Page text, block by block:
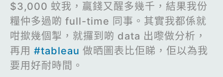
$3,000 蚊我，贏錢又醒多幾千，結果我份
糧仲多過啲 full-time 同事。其實我都係就
咁撳幾個掣，就攞到啲 data 出嚟做分析，
再用 #tableau 做晒圖表比佢睇，佢以為我
要用好耐時間。